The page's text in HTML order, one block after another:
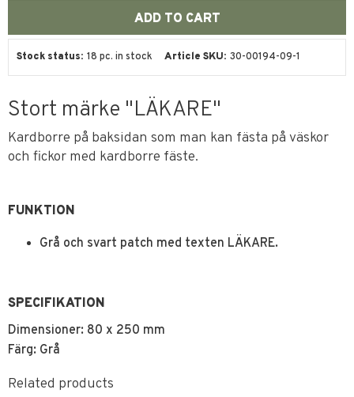
Stock status 18 pc. in stock Article SKU 30-00194-09-1
Stort märke "LÄKARE"
Kardborre på baksidan som man kan fästa på väskor
och fickor med kardborre fäste.
FUNKTION
Grå och svart patch med texten LÄKARE.
SPECIFIKATION
Dimensioner: 80 x 250 mm
Färg: Grå
Related products